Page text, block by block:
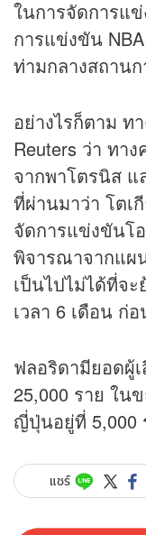
ในการจัดการแ
การแข่งขัน
ท่ามกลางสถาน
อย่างไรก็ตาม ท
Reuters ว่า ทา
จากพาโตรนิส แ
ที่ผ่านมาว่า โตเ
จัดการแข่งขันโ
พิจารณาจากแผ
เป็นไปไม่ได้ที่จ
เวลา 6 เดือน ก่
ฟลอริดามียอดผู้
25,000 ราย ใน
ญี่ปุ่นอยู่ที่ 5,000
แชร์